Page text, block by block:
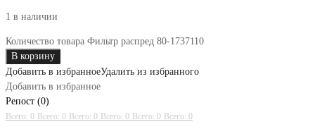
1 в наличии
Количество товара Фильтр распред 80-1737110
В корзину
Добавить в избранноеУдалить из избранного
Добавить в избранное
Репост (0)
Всего: 0 Всего: 0 Всего: 0 Всего: 0 Всего: 0 Всего: 0